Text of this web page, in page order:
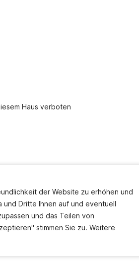
der Website zu erhöhen und
Dritte Ihnen auf und eventuell
und das Teilen von
stimmen Sie zu. Weitere
Haus verboten
Chatten Sie mit uns